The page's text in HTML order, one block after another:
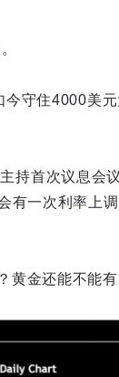
守住4000美
持首次议息会
一次利率上
黄金还能不能